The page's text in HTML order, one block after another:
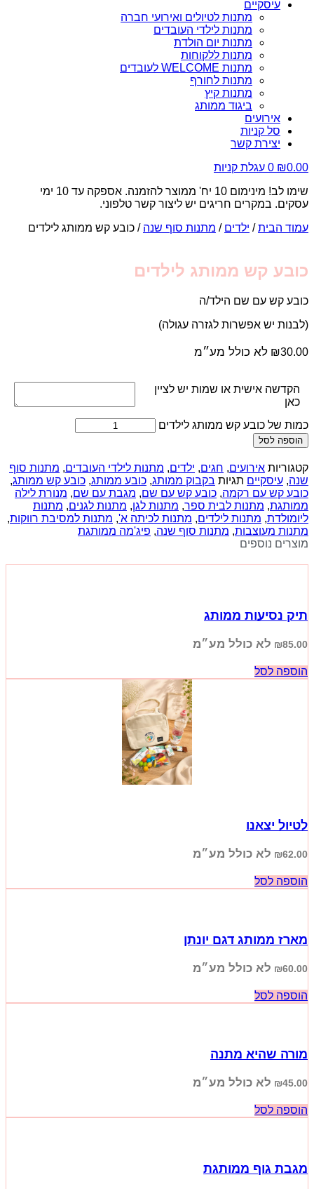
עיסקיים
מתנות לטיולים ואירועי חברה
מתנות לילדי העובדים
מתנות יום הולדת
מתנות ללקוחות
מתנות WELCOME לעובדים
מתנות לחורף
מתנות קיץ
ביגוד ממותג
אירועים
סל קניות
יצירת קשר
₪0.00
0 עגלת קניות
שימו לב! מינימום 10 יח' ממוצר להזמנה. אספקה עד 10 ימי
עסקים. במקרים חריגים יש ליצור קשר טלפוני.
עמוד הבית/ ילדים / מתנות סוף שנה / כובע קש ממותג לילדים
כובע קש ממותג לילדים
כובע קש עם שם הילד/ה
(לבנות יש אפשרות לגזרה עגולה)
₪30.00 לא כולל מע״מ
הקדשה אישית או שמות יש לציין
כאן
כמות של כובע קש ממותג לילדים
הוספה לסל
קטגוריות אירועים, חגים, ילדים, מתנות לילדי העובדים, מתנות סוף
שנה, עיסקיים תגיות בקבוק ממותג, כובע ממותג, כובע קש ממותג,
כובע קש עם רקמה, כובע קש עם שם, מגבת עם שם, מנורת לילה
ממותגת, מתנות לבית ספר, מתנות לגן, מתנות לגנים, מתנות
ליומולדת, מתנות לילדים, מתנות לכיתה א', מתנות למסיבת רווקות,
מתנות מעוצבות, מתנות סוף שנה, פיג'מה ממותגת
מוצרים נוספים
תיק נסיעות ממותג
₪85.00 לא כולל מע״מ
הוספה לסל
לטיול יצאנו
₪62.00 לא כולל מע״מ
הוספה לסל
מארז ממותג דגם יונתן
₪60.00 לא כולל מע״מ
הוספה לסל
מורה שהיא מתנה
₪45.00 לא כולל מע״מ
הוספה לסל
מגבת גוף ממותגת